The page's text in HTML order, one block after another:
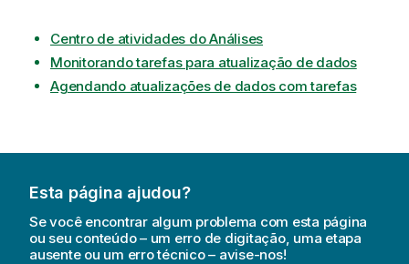
Centro de atividades do Análises
Monitorando tarefas para atualização de dados
Agendando atualizações de dados com tarefas
Esta página ajudou?
Se você encontrar algum problema com esta página
ou seu conteúdo – um erro de digitação, uma etapa
ausente ou um erro técnico – avise-nos!